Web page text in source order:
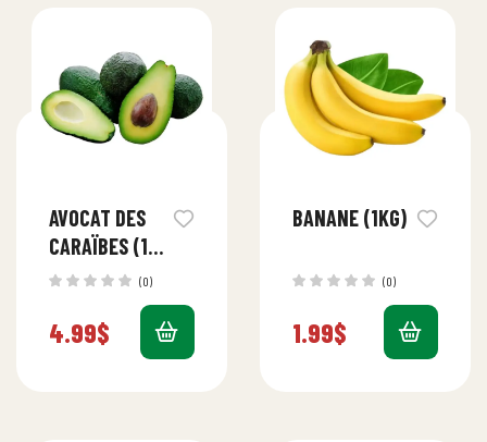
AVOCAT DES
CARAÏBES (1
UNITÉ)
(0)
4.99$
BANANE (1KG)
(0)
1.99$